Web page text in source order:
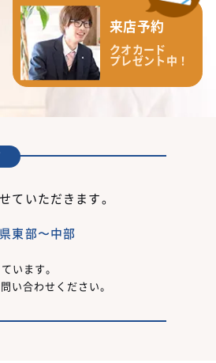
来店予約
クオカード
プレゼント中！
ていただきます。
東部〜中部
います。
い合わせください。